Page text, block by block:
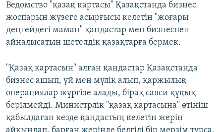
Ведомство "қазақ картасы" Қазақстанда бизнес
жоспарын жүзеге асырғысы келетін "жоғары
деңгейдегі маман" қандастар мен бизнеспен
айналысатын шетелдік қазақтарға бермек.
"Қазақ картасын" алған қандастар Қазақстанда
бизнес ашып, үй мен мүлік алып, қаржылық
операциялар жүргізе алады, бірақ саяси құқық
берілмейді. Министрлік "қазақ картасына" өтініш
қабылдаған кезде қандастың келетін жерін